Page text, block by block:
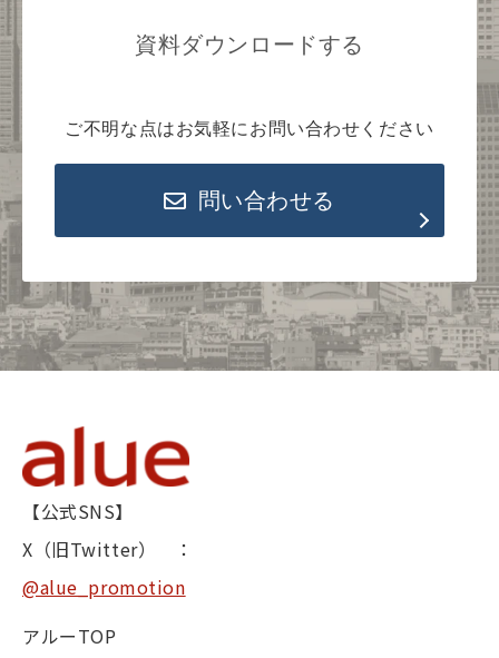
資料ダウンロードする
ご不明な点はお気軽にお問い合わせください
問い合わせる
【公式SNS】
X（旧Twitter） ：
@alue_promotion
アルーTOP